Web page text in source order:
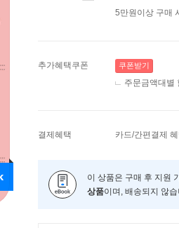
5만원이상 구매
추가혜택쿠폰 쿠폰받기
주문금액대별
결제혜택 카드/간편결제
이 상품은 구매 후 지원
상품이며, 배송되지 않